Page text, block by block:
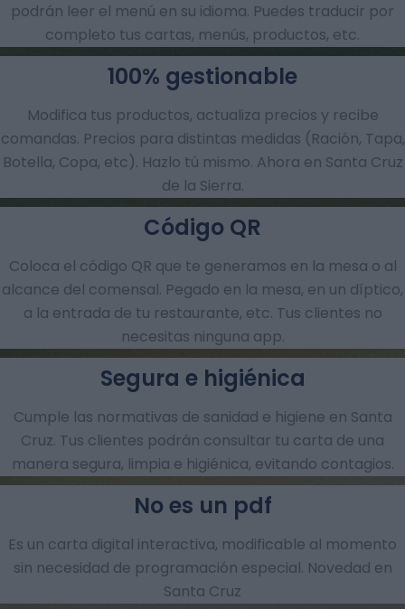
podrán leer el menú en su idioma. Puedes traducir por
completo tus cartas, menús, productos, etc.
Modifica tus productos, actualiza precios y recibe
comandas.​ Precios para distintas medidas (Ración, Tapa,
Botella, Copa, etc). Hazlo tú mismo. Ahora en Santa Cruz
de la Sierra.
100% gestionable
Coloca el código QR que te generamos en la mesa o al
alcance del comensal. Pegado en la mesa, en un díptico,
a la entrada de tu restaurante, etc. Tus clientes no
necesitas ninguna app.
Código QR
Cumple las normativas de sanidad e higiene en Santa
Cruz. Tus clientes podrán consultar tu carta de una
manera segura, limpia e higiénica, evitando contagios.
Segura e higiénica
Es un carta digital interactiva, modificable al momento
sin necesidad de programación especial. Novedad en
Santa Cruz
No es un pdf